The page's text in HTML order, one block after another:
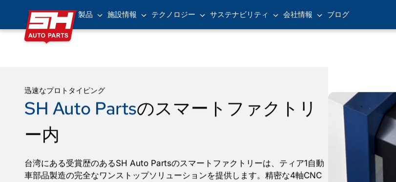
製品 施設情報 テクノロジー サステナビリティ 会社情報 ブログ
迅速なプロトタイピング
SH Auto Partsのスマートファクトリ
ー内
台湾にある受賞歴のあるSH Auto Partsのスマートファクトリーは、ティア1自動
車部品製造の完全なワンストップソリューションを提供します。精密な4軸CNC